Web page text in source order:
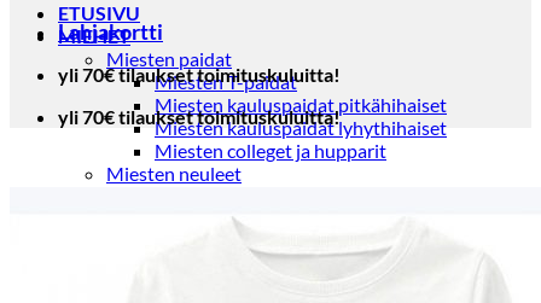
ETUSIVU
MIEHET
Miesten paidat
Miesten T-paidat
Miesten kauluspaidat pitkähihaiset
Miesten kauluspaidat lyhythihaiset
Miesten colleget ja hupparit
Miesten neuleet
Miesten neuletakit
Puvuntakit ja blazerit
Lahjakortti
yli 70€ tilaukset toimituskuluitta!
yli 70€ tilaukset toimituskuluitta!